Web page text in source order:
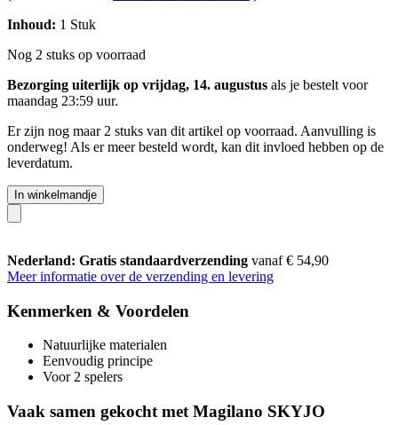
Inhoud: 1 Stuk
Nog 2 stuks op voorraad
Bezorging uiterlijk op vrijdag, 14. augustus als je bestelt voor
maandag 23:59 uur.
Er zijn nog maar 2 stuks van dit artikel op voorraad. Aanvulling is
onderweg! Als er meer besteld wordt, kan dit invloed hebben op de
leverdatum.
In winkelmandje
Nederland: Gratis standaardverzending vanaf € 54,90
Meer informatie over de verzending en levering
Kenmerken & Voordelen
Natuurlijke materialen
Eenvoudig principe
Voor 2 spelers
Vaak samen gekocht met Magilano SKYJO